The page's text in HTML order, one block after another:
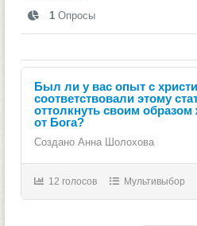
1 Опросы
Был ли у вас опыт с
соответствовали этому
оттолкнуть своим
от Бога?
Создано Анна Шолохова
12 голосов Мультивыбор